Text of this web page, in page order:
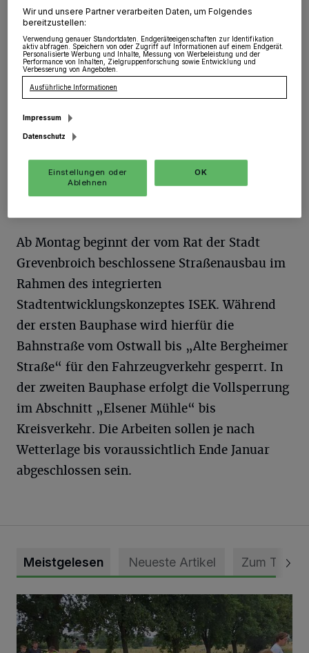
Abwasserkanals und Neuverlegung der Gas- und
Wasserleitungen gehen die Bauarbeiten auf der
Bahnstraße im Abschnitt Ostwall bis Kreisverkehr
weiter.
01.10.2020 , 11:02 Uhr
Ab Montag beginnt der vom Rat der Stadt
Grevenbroich beschlossene Straßenausbau im
Rahmen des integrierten
Stadtentwicklungskonzeptes ISEK. Während
der ersten Bauphase wird hierfür die
Bahnstraße vom Ostwall bis „Alte Bergheimer
Straße“ für den Fahrzeugverkehr gesperrt. In
der zweiten Bauphase erfolgt die Vollsperrung
im Abschnitt „Elsener Mühle“ bis
Kreisverkehr. Die Arbeiten sollen je nach
Wetterlage bis voraussichtlich Ende Januar
abgeschlossen sein.
Meistgelesen Neueste Artikel Zum Thema
Pünktlich zum Schützenfest den Weg zum Festzelt
Wir und unsere Partner verarbeiten Daten, um Folgendes
bereitzustellen:
Verwendung genauer Standortdaten. Endgeräteeigenschaften zur Identifikation
aktiv abfragen. Speichern von oder Zugriff auf Informationen auf einem Endgerät.
Personalisierte Werbung und Inhalte, Messung von Werbeleistung und der
Performance von Inhalten, Zielgruppenforschung sowie Entwicklung und
Verbesserung von Angeboten.
Ausführliche Informationen
Impressum
Datenschutz
Einstellungen oder
Ablehnen
OK